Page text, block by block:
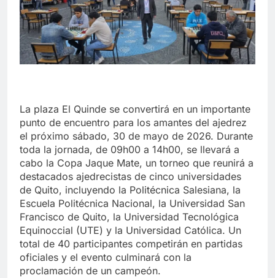
La plaza El Quinde se convertirá en un importante
punto de encuentro para los amantes del ajedrez
el próximo sábado, 30 de mayo de 2026. Durante
toda la jornada, de 09h00 a 14h00, se llevará a
cabo la Copa Jaque Mate, un torneo que reunirá a
destacados ajedrecistas de cinco universidades
de Quito, incluyendo la Politécnica Salesiana, la
Escuela Politécnica Nacional, la Universidad San
Francisco de Quito, la Universidad Tecnológica
Equinoccial (UTE) y la Universidad Católica. Un
total de 40 participantes competirán en partidas
oficiales y el evento culminará con la
proclamación de un campeón.